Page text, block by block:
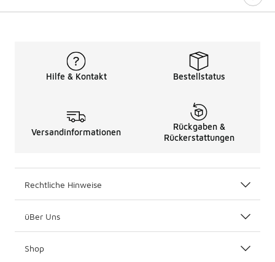
Hilfe & Kontakt Bestellstatus
Versandinformationen
Rückgaben &
Rückerstattungen
Rechtliche Hinweise
üBer Uns
Shop